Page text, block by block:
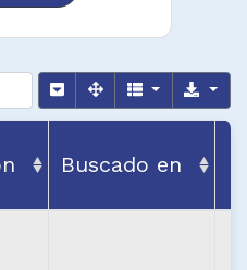
Buscado en